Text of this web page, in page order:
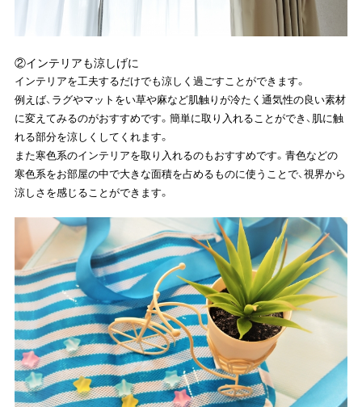
②インテリアも涼しげに
インテリアを工夫するだけでも涼しく過ごすことができます。
例えば、ラグやマットをい草や麻など肌触りが冷たく通気性の良い素材
に変えてみるのがおすすめです。簡単に取り入れることができ、肌に触
れる部分を涼しくしてくれます。
また寒色系のインテリアを取り入れるのもおすすめです。青色などの
寒色系をお部屋の中で大きな面積を占めるものに使うことで、視界から
涼しさを感じることができます。